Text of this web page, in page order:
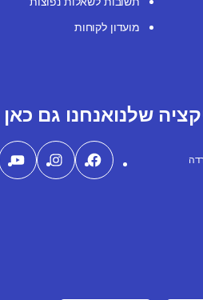
מועדון לקוחות
שלנואנחנו גם כאן